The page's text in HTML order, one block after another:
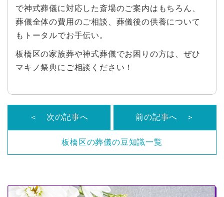
で神式葬儀に対応した斎場のご案内はもちろん、
葬儀全体の費用のご相談、葬儀後の供養について
もトータルでお手伝い。
板橋区の家族葬や神式葬儀でお困りの方は、ぜひ
マキノ祭典にご相談ください！
＜ 次の記事へ
板橋区の葬儀の豆知識一覧
前の記事へ ＞